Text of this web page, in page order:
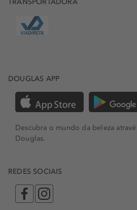
TRANSPORTADORA
DOUGLAS APP
Descubra o mundo da beleza
Douglas.
REDES SOCIAIS